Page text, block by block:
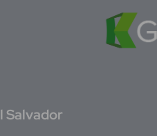
l Salvador